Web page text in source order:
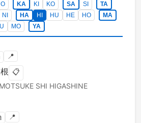
O KA KI KO SA SI
TA
NI HA HI HU HE HO
MA
MO YA
📍
📋
SHI HIGASHINE
📍